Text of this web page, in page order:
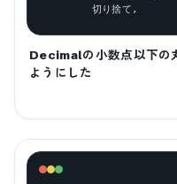
        切り捨て,
Decimalの小数点以下の
ようにした